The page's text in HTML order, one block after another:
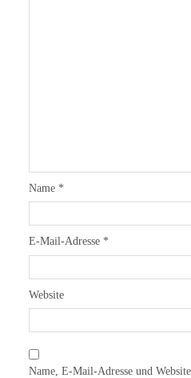
Name *
E-Mail-Adresse *
Website
Name, E-Mail-Adresse und